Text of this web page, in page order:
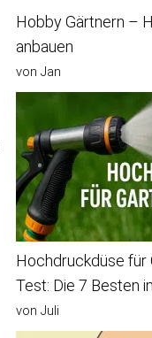
Hobby Gärtnern –
anbauen
von Jan
Hochdruckdüse für
Test: Die 7 Besten
von Juli